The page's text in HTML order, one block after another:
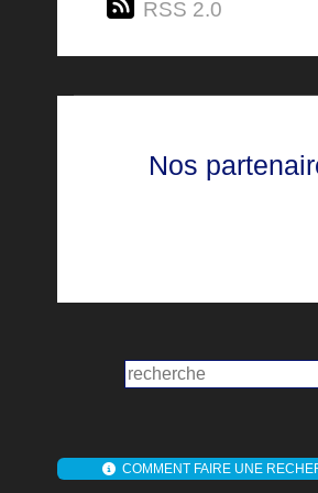
RSS 2.0
Nos
COMMENT FAIRE UNE